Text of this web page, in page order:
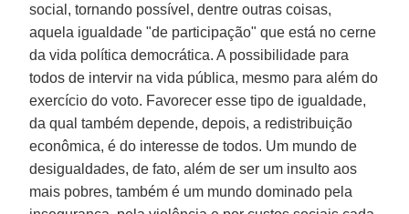
social, tornando possível, dentre outras coisas,
aquela igualdade "de participação" que está no cerne
da vida política democrática. A possibilidade para
todos de intervir na vida pública, mesmo para além do
exercício do voto. Favorecer esse tipo de igualdade,
da qual também depende, depois, a redistribuição
econômica, é do interesse de todos. Um mundo de
desigualdades, de fato, além de ser um insulto aos
mais pobres, também é um mundo dominado pela